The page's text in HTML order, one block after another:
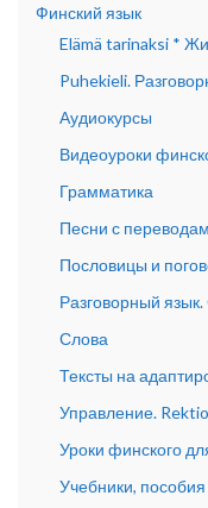
Финский язык
Elämä tarinaksi *
Puhekieli.
Аудиокурсы
Видеоуроки
Грамматика
Песни с
Пословицы и
Разговорный
Слова
Тексты на
Управление.
Уроки финского
Учебники,